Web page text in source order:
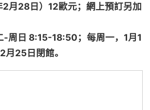
2月28日）12歐元；網上預訂另加
-周日 8:15-18:50；每周一，1月1
月25日閉館。